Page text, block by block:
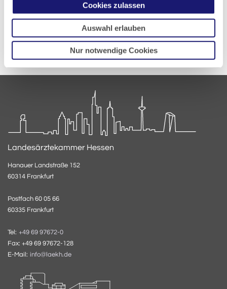
Cookies zulassen
Auswahl erlauben
Nur notwendige Cookies
Landesärztekammer Hessen
Hanauer Landstraße 152
60314 Frankfurt
Postfach 60 05 66
60335 Frankfurt
Tel: +49 69 97672-0
Fax: +49 69 97672-128
E-Mail: info@laekh.de